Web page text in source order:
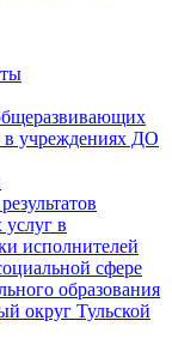
в учреждениях ДО
в
исполнителей
сфере
образования
округ Тульской